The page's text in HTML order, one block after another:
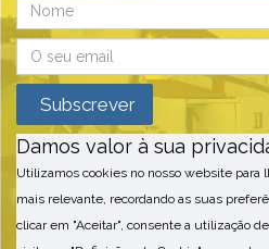
Damos valor à sua
Utilizamos cookies no nosso website para
mais relevante, recordando as suas
clicar em "Aceitar", consente a utilização